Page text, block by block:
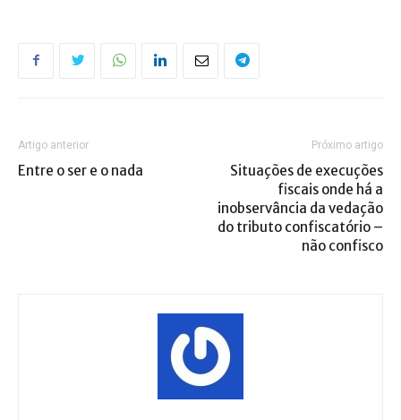
Artigo anterior
Entre o ser e o nada
Próximo artigo
Situações de execuções
fiscais onde há a
inobservância da vedação
do tributo confiscatório –
não confisco